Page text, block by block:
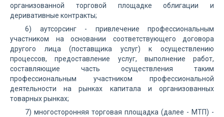
организованной торговой площадке облигации и
деривативные контракты;
6) аутсорсинг - привлечение профессиональным
участником на основании соответствующего договора
другого лица (поставщика услуг) к осуществлению
процессов, предоставление услуг, выполнение работ,
составляющие часть осуществления таким
профессиональным участником профессиональной
деятельности на рынках капитала и организованных
товарных рынках;
7) многосторонняя торговая площадка (далее - МТП) -